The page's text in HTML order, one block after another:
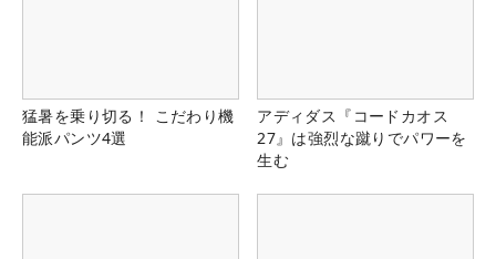
猛暑を乗り切る！ こだわり機
能派パンツ4選
アディダス『コードカオス
27』は強烈な蹴りでパワーを
生む